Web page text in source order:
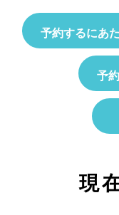
予約するにあ
予
現